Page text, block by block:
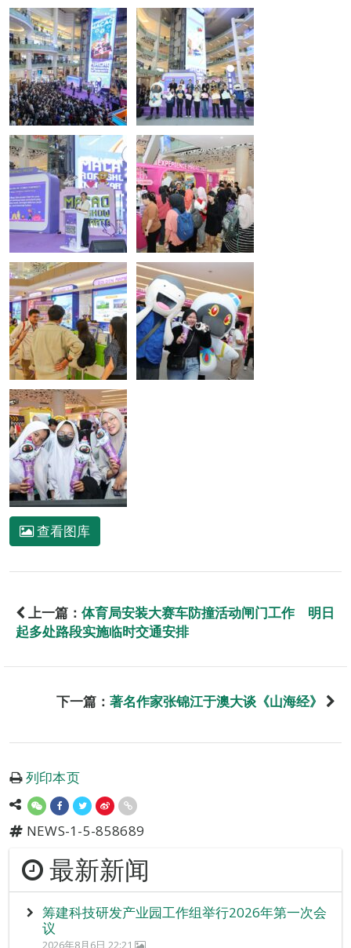
查看图库
上一篇： 体育局安装大赛车防撞活动闸门工作 明日
起多处路段实施临时交通安排
下一篇： 著名作家张锦江于澳大谈《山海经》
列印本页
NEWS-1-5-858689
最新新闻
筹建科技研发产业园工作组举行2026年第一次会
议
2026年8月6日 22:21